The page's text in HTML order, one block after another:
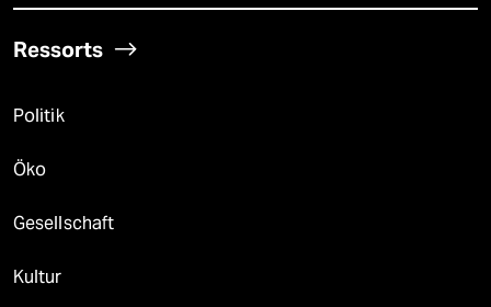
Ressorts
Politik
Öko
Gesellschaft
Kultur